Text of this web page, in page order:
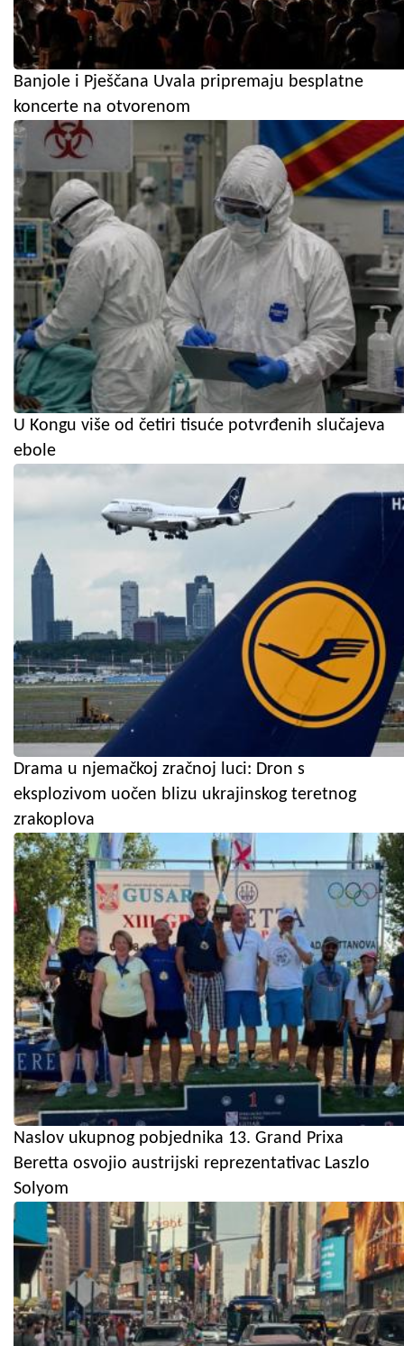
Banjole i Pješčana Uvala pripremaju besplatne
koncerte na otvorenom
U Kongu više od četiri tisuće potvrđenih slučajeva
ebole
Drama u njemačkoj zračnoj luci: Dron s
eksplozivom uočen blizu ukrajinskog teretnog
zrakoplova
Naslov ukupnog pobjednika 13. Grand Prixa
Beretta osvojio austrijski reprezentativac Laszlo
Solyom